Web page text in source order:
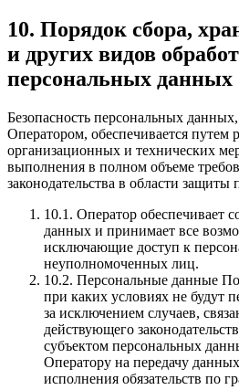
10. Порядок сбора,
и других видов
персональных данных
Безопасность персональных
Оператором, обеспечивается путем
организационных и технических
выполнения в полном объеме
законодательства в области
10.1. Оператор обеспечивает
данных и принимает все
исключающие доступ к
неуполномоченных лиц.
10.2. Персональные данные
при каких условиях не будут
за исключением случаев,
действующего
субъектом персональных
Оператору на передачу
исполнения обязательств по